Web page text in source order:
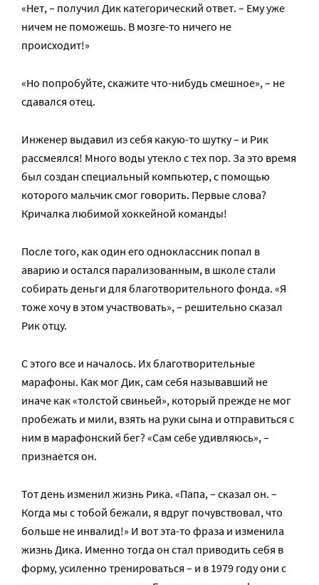
«Нет, – получил Дик категорический ответ. – Ему уже
ничем не поможешь. В мозге-то ничего не
происходит!»
«Но попробуйте, скажите что-нибудь смешное», – не
сдавался отец.
Инженер выдавил из себя какую-то шутку – и Рик
рассмеялся! Много воды утекло с тех пор. За это время
был создан специальный компьютер, с помощью
которого мальчик смог говорить. Первые слова?
Кричалка любимой хоккейной команды!
После того, как один его одноклассник попал в
аварию и остался парализованным, в школе стали
собирать деньги для благотворительного фонда. «Я
тоже хочу в этом участвовать», – решительно сказал
Рик отцу.
С этого все и началось. Их благотворительные
марафоны. Как мог Дик, сам себя называвший не
иначе как «толстой свиньей», который прежде не мог
пробежать и мили, взять на руки сына и отправиться с
ним в марафонский бег? «Сам себе удивляюсь», –
признается он.
Тот день изменил жизнь Рика. «Папа, – сказал он. –
Когда мы с тобой бежали, я вдруг почувствовал, что
больше не инвалид!» И вот эта-то фраза и изменила
жизнь Дика. Именно тогда он стал приводить себя в
форму, усиленно тренироваться – и в 1979 году они с